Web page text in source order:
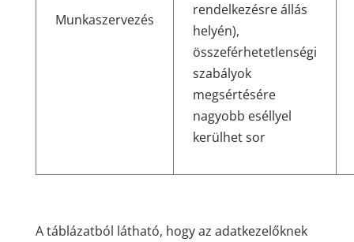
Munkaszervezés
rendelkezésre állás
helyén),
összeférhetetlenségi
szabályok
megsértésére
nagyobb eséllyel
kerülhet sor
A táblázatból látható, hogy az adatkezelőknek